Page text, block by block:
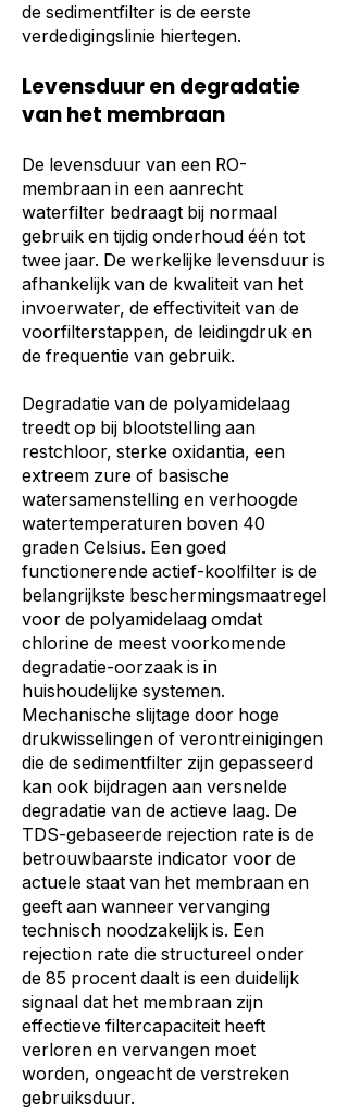
de sedimentfilter is de eerste
verdedigingslinie hiertegen.
Levensduur en degradatie
van het membraan
De levensduur van een RO-
membraan in een aanrecht
waterfilter bedraagt bij normaal
gebruik en tijdig onderhoud één tot
twee jaar. De werkelijke levensduur is
afhankelijk van de kwaliteit van het
invoerwater, de effectiviteit van de
voorfilterstappen, de leidingdruk en
de frequentie van gebruik.
Degradatie van de polyamidelaag
treedt op bij blootstelling aan
restchloor, sterke oxidantia, een
extreem zure of basische
watersamenstelling en verhoogde
watertemperaturen boven 40
graden Celsius. Een goed
functionerende actief-koolfilter is de
belangrijkste beschermingsmaatregel
voor de polyamidelaag omdat
chlorine de meest voorkomende
degradatie-oorzaak is in
huishoudelijke systemen.
Mechanische slijtage door hoge
drukwisselingen of verontreinigingen
die de sedimentfilter zijn gepasseerd
kan ook bijdragen aan versnelde
degradatie van de actieve laag. De
TDS-gebaseerde rejection rate is de
betrouwbaarste indicator voor de
actuele staat van het membraan en
geeft aan wanneer vervanging
technisch noodzakelijk is. Een
rejection rate die structureel onder
de 85 procent daalt is een duidelijk
signaal dat het membraan zijn
effectieve filtercapaciteit heeft
verloren en vervangen moet
worden, ongeacht de verstreken
gebruiksduur.